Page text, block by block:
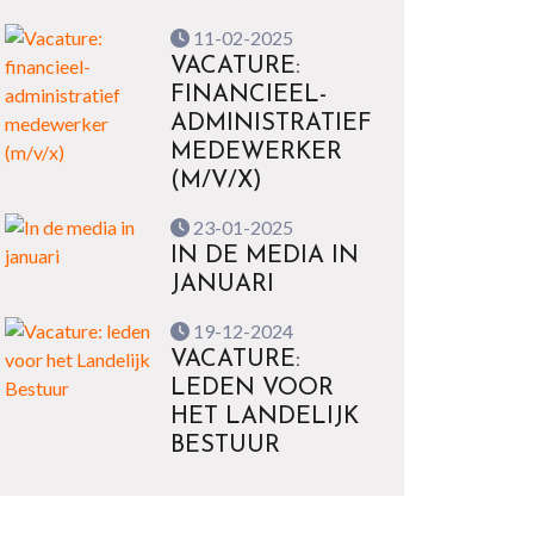
11-02-2025
VACATURE:
FINANCIEEL-
ADMINISTRATIEF
MEDEWERKER
(M/V/X)
23-01-2025
IN DE MEDIA IN
JANUARI
19-12-2024
VACATURE:
LEDEN VOOR
HET LANDELIJK
BESTUUR